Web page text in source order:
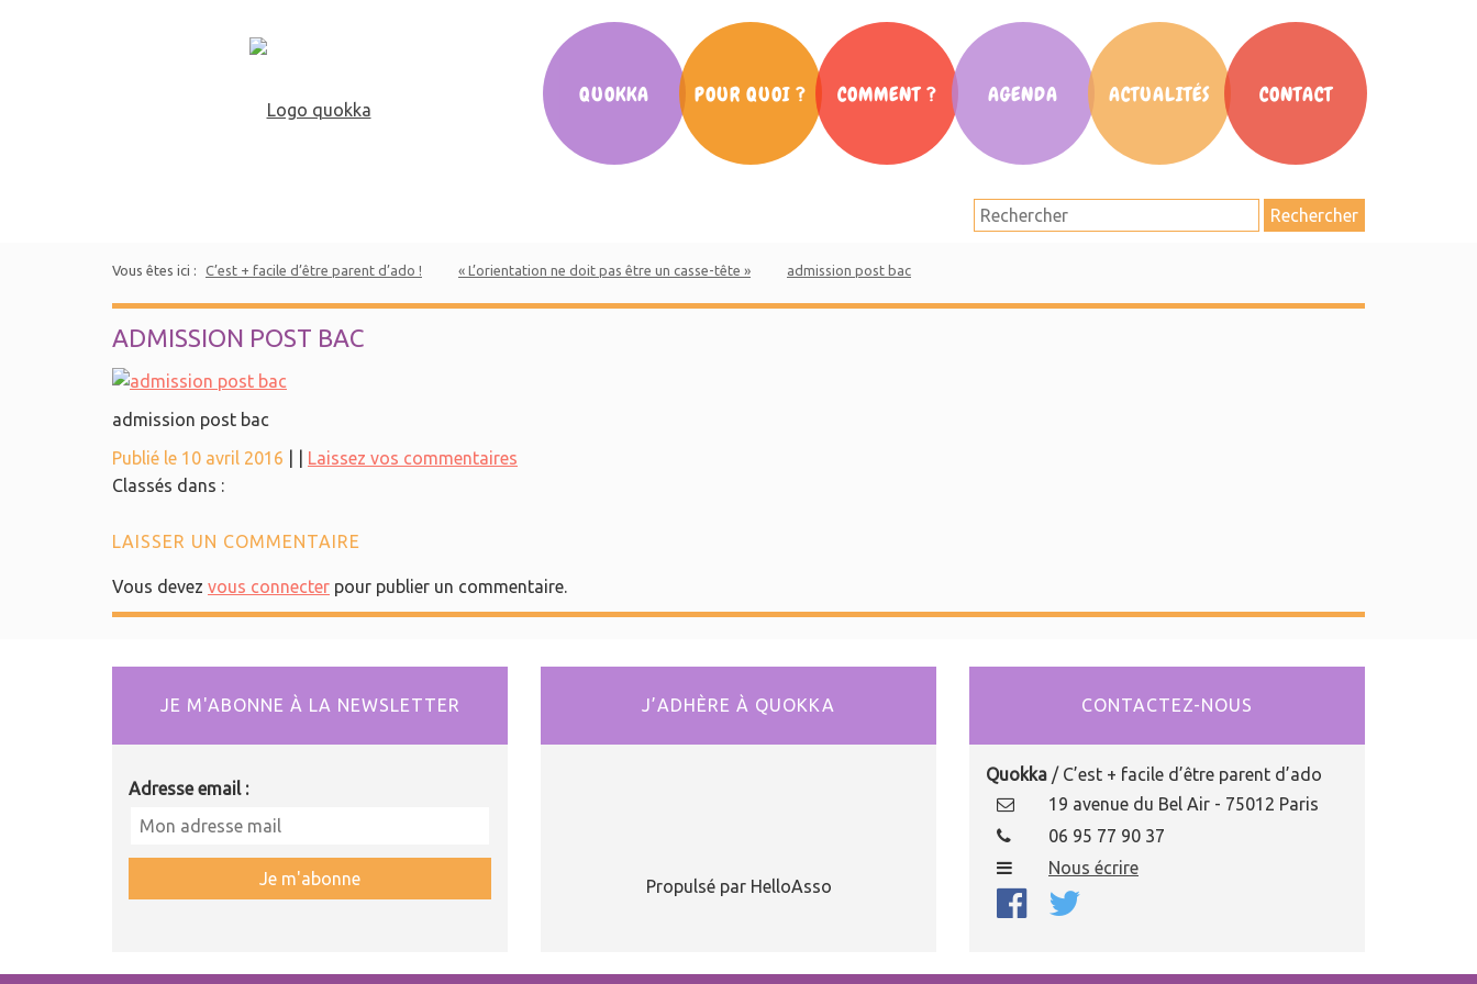
QUOKKA POUR QUOI ? COMMENT ?
Salon Parent d’ado
AGENDA ACTUALITÉS CONTACT
Rechercher
Vous êtes ici : C’est + facile d’être parent d’ado ! « L’orientation ne doit pas être un casse-tête » admission post bac
ADMISSION POST BAC
admission post bac
Publié le 10 avril 2016
Laissez vos commentaires
Classés dans :
LAISSER UN COMMENTAIRE
Vous devez vous connecter pour publier un commentaire.
JE M'ABONNE À LA NEWSLETTER
Adresse email :
J’ADHÈRE À QUOKKA
Propulsé par HelloAsso
CONTACTEZ-NOUS
Quokka / C’est + facile d’être parent d’ado
19 avenue du Bel Air - 75012 Paris
06 95 77 90 37
Nous écrire